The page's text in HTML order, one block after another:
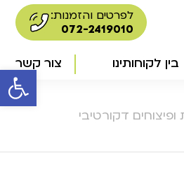
פתח
לפרטים והזמנות:
072-2419010
בין לקוחותינו צור קשר
דקורטיבי